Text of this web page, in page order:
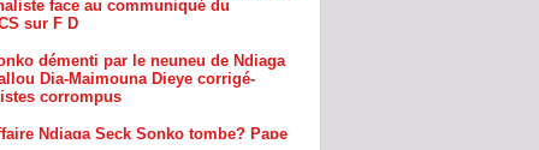
démenti par le neuneu de Ndiaga
Dia-Maimouna Dieye corrigé-
Ndiaga Seck Sonko tombe? Pape
devant le juge dément tout
réaction de Tange sur la